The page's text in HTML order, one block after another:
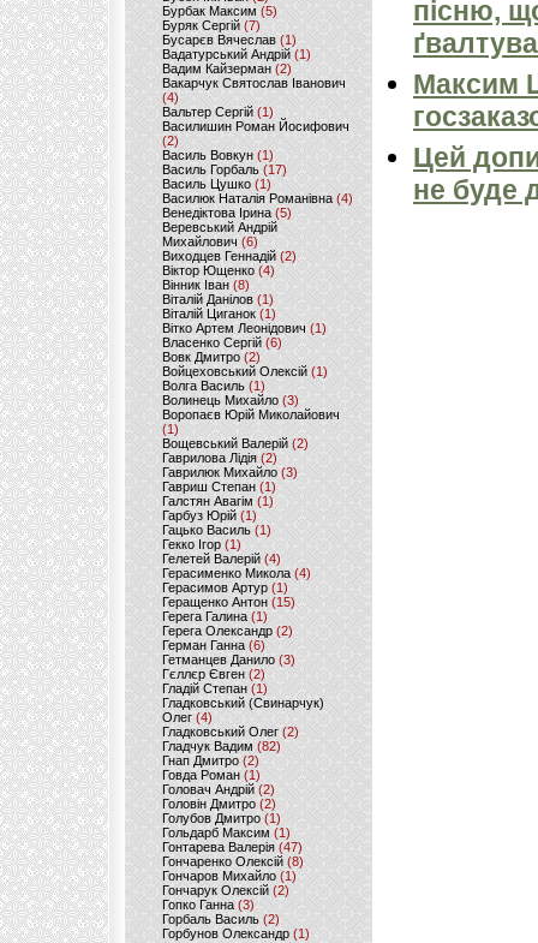
Бурбак Максим (5)
Буряк Сергій (7)
Бусарєв Вячеслав (1)
Вадатурський Андрій (1)
Вадим Кайзерман (2)
Вакарчук Святослав Іванович
(4)
Вальтер Сергій (1)
Василишин Роман Йосифович
(2)
Василь Вовкун (1)
Василь Горбаль (17)
Василь Цушко (1)
Василюк Наталія Романівна (4)
Венедіктова Ірина(5)
Веревський Андрій
Михайлович (6)
Виходцев Геннадій (2)
Віктор Ющенко (4)
Вінник Іван (8)
Віталій Данілов (1)
Віталій Циганок (1)
Вітко Артем Леонідович(1)
Власенко Сергій (6)
Вовк Дмитро(2)
Войцеховський Олексій(1)
Волга Василь (1)
Волинець Михайло (3)
Воропаєв Юрій Миколайович
(1)
Вощевський Валерій(2)
Гаврилова Лідія (2)
Гаврилюк Михайло (3)
Гавриш Степан (1)
Галстян Авагім (1)
Гарбуз Юрій (1)
Гацько Василь (1)
Гекко Ігор(1)
Гелетей Валерій (4)
Герасименко Микола (4)
Герасимов Артур (1)
Геращенко Антон(15)
Герега Галина (1)
Герега Олександр (2)
Герман Ганна (6)
Гетманцев Данило (3)
Гєллєр Євген (2)
Гладій Степан(1)
Гладковський (Свинарчук)
Олег (4)
Гладковський Олег (2)
Гладчук Вадим (82)
Гнап Дмитро (2)
Говда Роман(1)
Головач Андрій (2)
Головін Дмитро (2)
Голубов Дмитро (1)
Гольдарб Максим(1)
Гонтарева Валерія (47)
Гончаренко Олексій(8)
Гончаров Михайло (1)
Гончарук Олексій (2)
Гопко Ганна (3)
Горбаль Василь (2)
Горбунов Олександр (1)
пісню,
Максим
Цей
не буде